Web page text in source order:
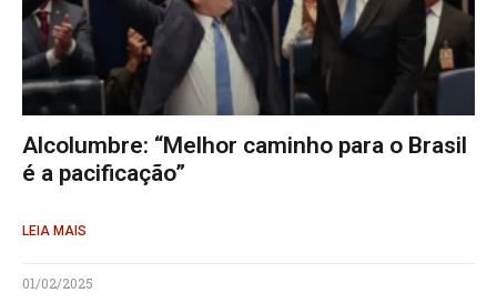
Alcolumbre: “Melhor caminho para o Brasil
é a pacificação”
LEIA MAIS
01/02/2025